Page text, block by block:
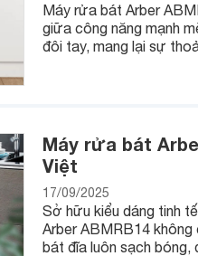
liệu nhựa có độ bền bỉ và
thì các bạn chỉ cần
Máy làm rau mầm BKCN
giá đỗ xanh,giá đỗ đen, cải
Máy rửa bát Arber
giữa công năng mạnh
đôi tay, mang lại sự
Máy rửa bát
Việt
17/09/2025
Sở hữu kiểu dáng tinh
Arber ABMRB14
bát đĩa luôn sạch bóng,